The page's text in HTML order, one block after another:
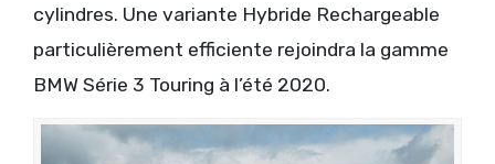
cylindres. Une variante Hybride Rechargeable
particulièrement efficiente rejoindra la gamme
BMW Série 3 Touring à l’été 2020.